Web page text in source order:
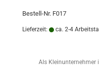
Bestell-Nr. F017
Lieferzeit: ca. 2-4
Als Kleinunternehmer